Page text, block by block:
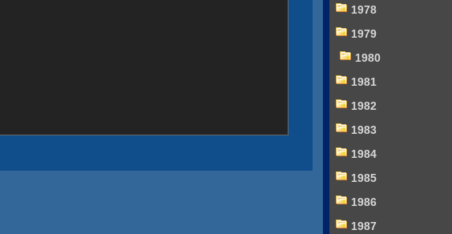
1978
1979
1980
1981
1982
1983
1984
1985
1986
1987